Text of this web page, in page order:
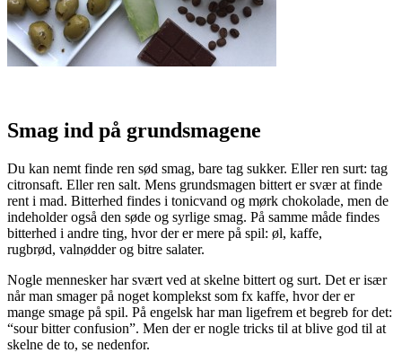
Smag ind på grundsmagene
Du kan nemt finde ren sød smag, bare tag sukker. Eller ren surt: tag
citronsaft. Eller ren salt. Mens grundsmagen bittert er svær at finde
rent i mad. Bitterhed findes i tonicvand og mørk chokolade, men de
indeholder også den søde og syrlige smag. På samme måde findes
bitterhed i andre ting, hvor der er mere på spil: øl, kaffe,
rugbrød, valnødder og bitre salater.
Nogle mennesker har svært ved at skelne bittert og surt. Det er især
når man smager på noget komplekst som fx kaffe, hvor der er
mange smage på spil. På engelsk har man ligefrem et begreb for det:
“sour bitter confusion”. Men der er nogle tricks til at blive god til at
skelne de to, se nedenfor.